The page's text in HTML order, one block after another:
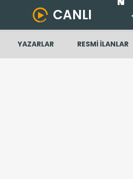
CANLI
YAZARLAR RESMİ İLANLAR